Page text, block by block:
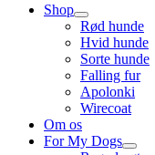
Shop
Rød hunde
Hvid hunde
Sorte hunde
Falling fur
Apolonki
Wirecoat
Om os
For My Dogs